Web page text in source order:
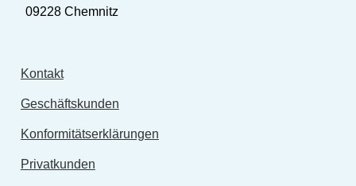
09228 Chemnitz
Kontakt
Geschäftskunden
Konformitätserklärungen
Privatkunden